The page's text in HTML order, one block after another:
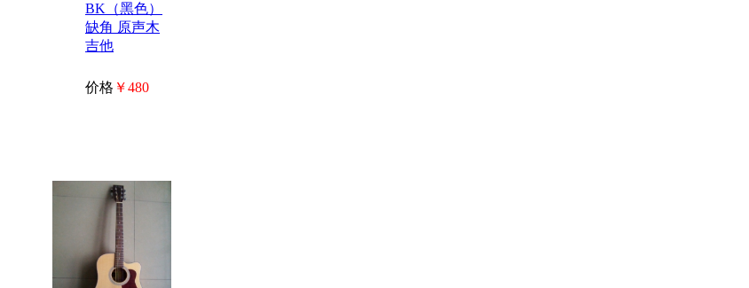
BK（黑色）
缺角 原声木
吉他
价格 ￥480